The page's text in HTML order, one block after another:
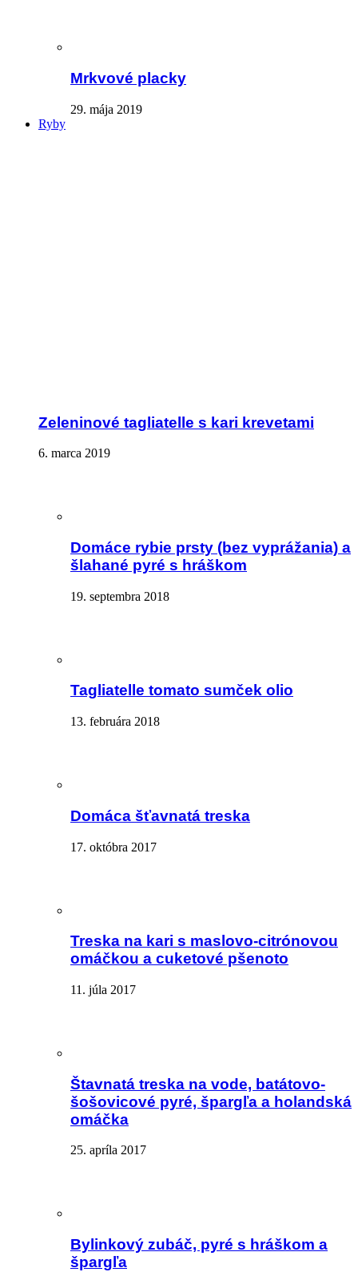
Mrkvové placky
29. mája 2019
Ryby
Zeleninové tagliatelle s kari krevetami
6. marca 2019
Domáce rybie prsty (bez vyprážania) a
šlahané pyré s hráškom
19. septembra 2018
Tagliatelle tomato sumček olio
13. februára 2018
Domáca šťavnatá treska
17. októbra 2017
Treska na kari s maslovo-citrónovou
omáčkou a cuketové pšenoto
11. júla 2017
Štavnatá treska na vode, batátovo-
šošovicové pyré, špargľa a holandská
omáčka
25. apríla 2017
Bylinkový zubáč, pyré s hráškom a
špargľa